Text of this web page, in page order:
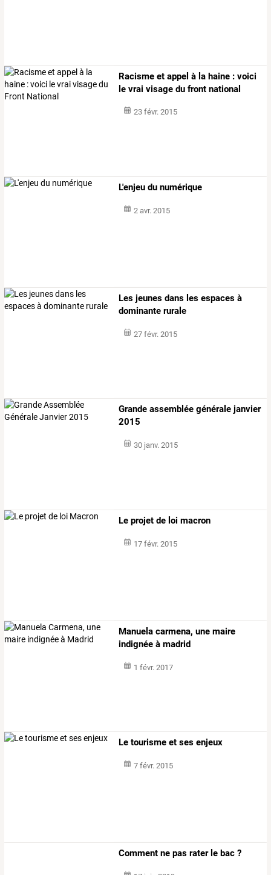
Racisme et appel à la haine : voici
le vrai visage du front national
23 févr. 2015
L'enjeu du numérique
2 avr. 2015
Les jeunes dans les espaces à
dominante rurale
27 févr. 2015
Grande assemblée générale janvier
2015
30 janv. 2015
Le projet de loi macron
17 févr. 2015
Manuela carmena, une maire
indignée à madrid
1 févr. 2017
Le tourisme et ses enjeux
7 févr. 2015
Comment ne pas rater le bac ?